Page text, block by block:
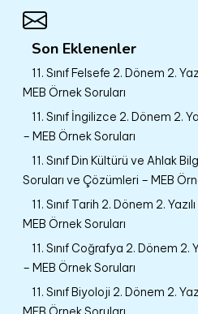
Son Eklenenler
11. Sınıf Felsefe 2. Dönem 2.
MEB Örnek Soruları
11. Sınıf İngilizce 2. Dönem 2.
– MEB Örnek Soruları
11. Sınıf Din Kültürü ve Ahlak
Soruları ve Çözümleri – MEB
11. Sınıf Tarih 2. Dönem 2.
MEB Örnek Soruları
11. Sınıf Coğrafya 2. Dönem 2.
– MEB Örnek Soruları
11. Sınıf Biyoloji 2. Dönem 2.